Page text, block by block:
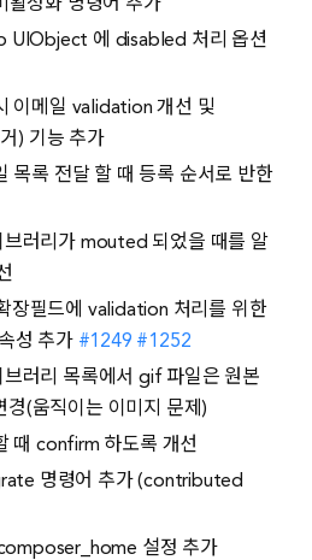
활성화 명령어 추가
UIObject 에 disabled 처리 옵션
이메일 validation 개선 및
) 기능 추가
목록 전달 할 때 등록 순서로 반한
브러리가 mouted 되었을 때를 알
장필드에 validation 처리를 위한
성 추가 #1249 #1252
브러리 목록에서 gif 파일은 원본
경(움직이는 이미지 문제)
때 confirm 하도록 개선
명령어 추가 (contributed
설정 추가